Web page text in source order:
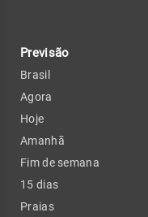
Previsão
Brasil
Agora
Hoje
Amanhã
Fim de semana
15 dias
Praias